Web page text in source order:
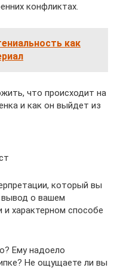
конфликтах.
как
что происходит на
и как он выйдет из
который вы
о вашем
характерном способе
Ему надоело
Не ощущаете ли вы